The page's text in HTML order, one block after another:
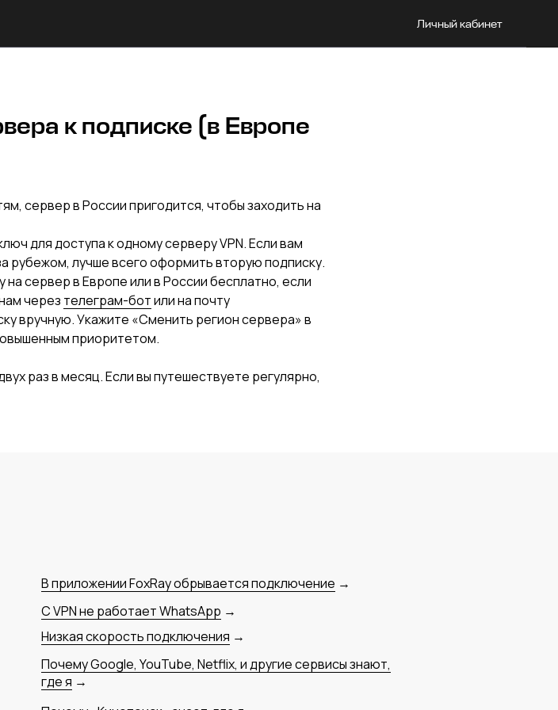
Личный кабинет
к подписке (в Европе
сервер в России пригодится, чтобы заходить на
для доступа к одному серверу VPN. Если вам
рубежом, лучше всего оформить вторую подписку.
сервер в Европе или в России бесплатно, если
через телеграм-ботили на почту
вручную. Укажите «Сменить регион сервера» в
приоритетом.
раз в месяц. Если вы путешествуете регулярно,
В приложении FoxRay обрывается подключение →
С VPN не работает WhatsApp →
Низкая скорость подключения →
Почему Google, YouTube, Netflix, и другие сервисы знают,
где я →